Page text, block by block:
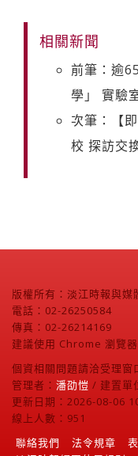
相關新聞
前筆：逾
學」 實驗
次筆：【
校 探訪交
版權所有：淡江時報與媒
電話：02-26250584
傳真：02-26214169
建議使用 Chrome 瀏覽器
個資相關問題請洽受理窗
管理者： 潘劭愷 / 建置單
更新日期：2026-08-06
線上人數：951
聯絡我們
法令規章